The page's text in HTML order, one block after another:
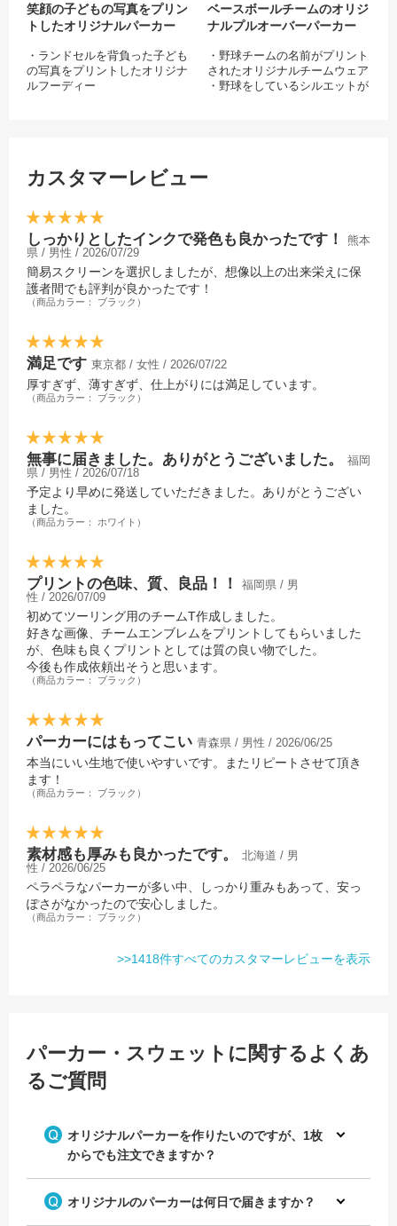
笑顔の子どもの写真をプリン
トしたオリジナルパーカー
・ランドセルを背負った子ども
の写真をプリントしたオリジナ
ルフーディー
ベースボールチームのオリジ
ナルプルオーバーパーカー
・野球チームの名前がプリント
されたオリジナルチームウェア
・野球をしているシルエットが
カスタマーレビュー
しっかりとしたインクで発色も良かったです！
熊本
県 / 男性 / 2026/07/29
簡易スクリーンを選択しましたが、想像以上の出来栄えに保
護者間でも評判が良かったです！
（商品カラー： ブラック）
満足です 東京都 / 女性 / 2026/07/22
厚すぎず、薄すぎず、仕上がりには満足しています。
（商品カラー： ブラック）
無事に届きました。ありがとうございました。
福岡
県 / 男性 / 2026/07/18
予定より早めに発送していただきました。ありがとうござい
ました。
（商品カラー： ホワイト）
プリントの色味、質、良品！！
福岡県 / 男
性 / 2026/07/09
初めてツーリング用のチームT作成しました。
好きな画像、チームエンブレムをプリントしてもらいました
が、色味も良くプリントとしては質の良い物でした。
今後も作成依頼出そうと思います。
（商品カラー： ブラック）
パーカーにはもってこい 青森県 / 男性 / 2026/06/25
本当にいい生地で使いやすいです。またリピートさせて頂き
ます！
（商品カラー： ブラック）
素材感も厚みも良かったです。
北海道 / 男
性 / 2026/06/25
ペラペラなパーカーが多い中、しっかり重みもあって、安っ
ぽさがなかったので安心しました。
（商品カラー： ブラック）
>>1418件すべてのカスタマーレビューを表示
パーカー・スウェットに関するよくあ
るご質問
オリジナルパーカーを作りたいのですが、1枚
からでも注文できますか？
オリジナルのパーカーは何日で届きますか？